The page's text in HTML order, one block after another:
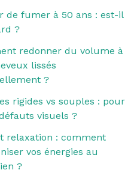
de fumer à 50 ans : est-il
?
redonner du volume à
lissés
?
rigides vs souples : pour
visuels ?
relaxation : comment
vos énergies au
?